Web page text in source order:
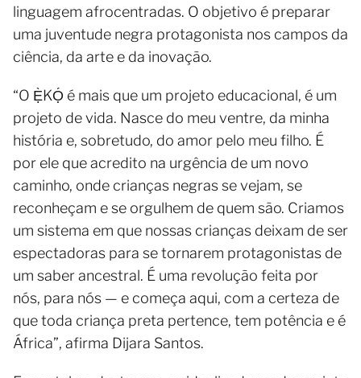
linguagem afrocentradas. O objetivo é preparar
uma juventude negra protagonista nos campos da
ciência, da arte e da inovação.
“O Ẹ̀KỌ́ é mais que um projeto educacional, é um
projeto de vida. Nasce do meu ventre, da minha
história e, sobretudo, do amor pelo meu filho. É
por ele que acredito na urgência de um novo
caminho, onde crianças negras se vejam, se
reconheçam e se orgulhem de quem são. Criamos
um sistema em que nossas crianças deixam de ser
espectadoras para se tornarem protagonistas de
um saber ancestral. É uma revolução feita por
nós, para nós — e começa aqui, com a certeza de
que toda criança preta pertence, tem potência e é
África”, afirma Dijara Santos.